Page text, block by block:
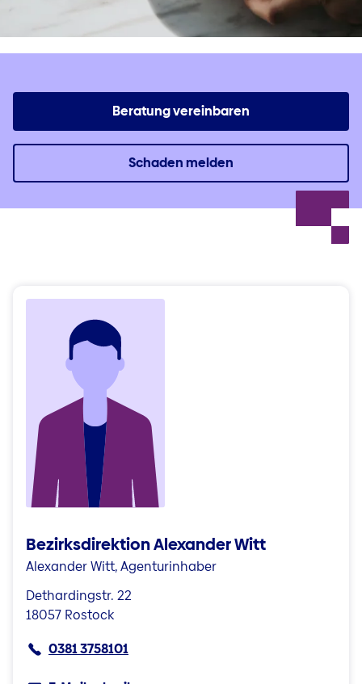
Beratung vereinbaren
Schaden melden
Bezirksdirektion Alexander Witt
Alexander Witt, Agenturinhaber
Dethardingstr. 22
18057 Rostock
0381 3758101